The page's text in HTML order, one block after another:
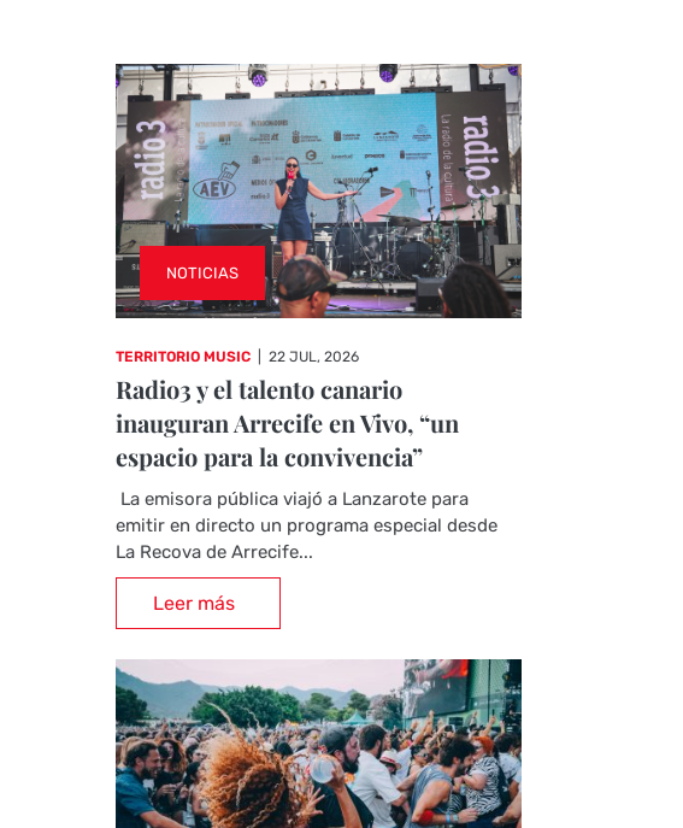
NOTICIAS
TERRITORIO MUSIC 22 JUL, 2026
Radio3 y el talento canario
inauguran Arrecife en Vivo, “un
espacio para la convivencia”
La emisora pública viajó a Lanzarote para
emitir en directo un programa especial desde
La Recova de Arrecife...
Leer más